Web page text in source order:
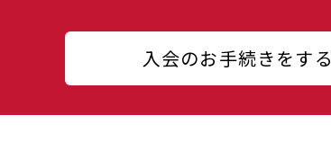
入会のお手続きをする